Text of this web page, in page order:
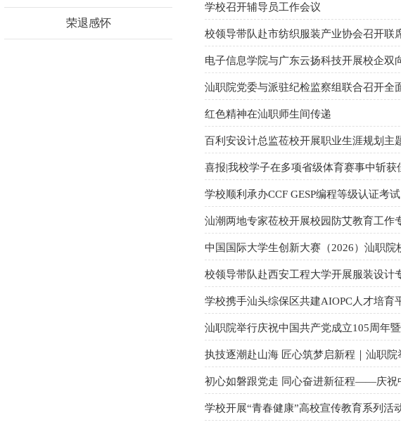
荣退感怀
学校召开辅导员工作会议
校领导带队赴市纺织服装产业协会召开联
电子信息学院与广东云扬科技开展校企双
汕职院党委与派驻纪检监察组联合召开全
红色精神在汕职师生间传递
百利安设计总监莅校开展职业生涯规划主
喜报|我校学子在多项省级体育赛事中斩获
学校顺利承办CCF GESP编程等级认证考试
汕潮两地专家莅校开展校园防艾教育工作
中国国际大学生创新大赛（2026）汕职院
校领导带队赴西安工程大学开展服装设计
学校携手汕头综保区共建AIOPC人才培育
汕职院举行庆祝中国共产党成立105周年
执技逐潮赴山海 匠心筑梦启新程｜汕职院
初心如磐跟党走 同心奋进新征程——庆祝
学校开展“青春健康”高校宣传教育系列活